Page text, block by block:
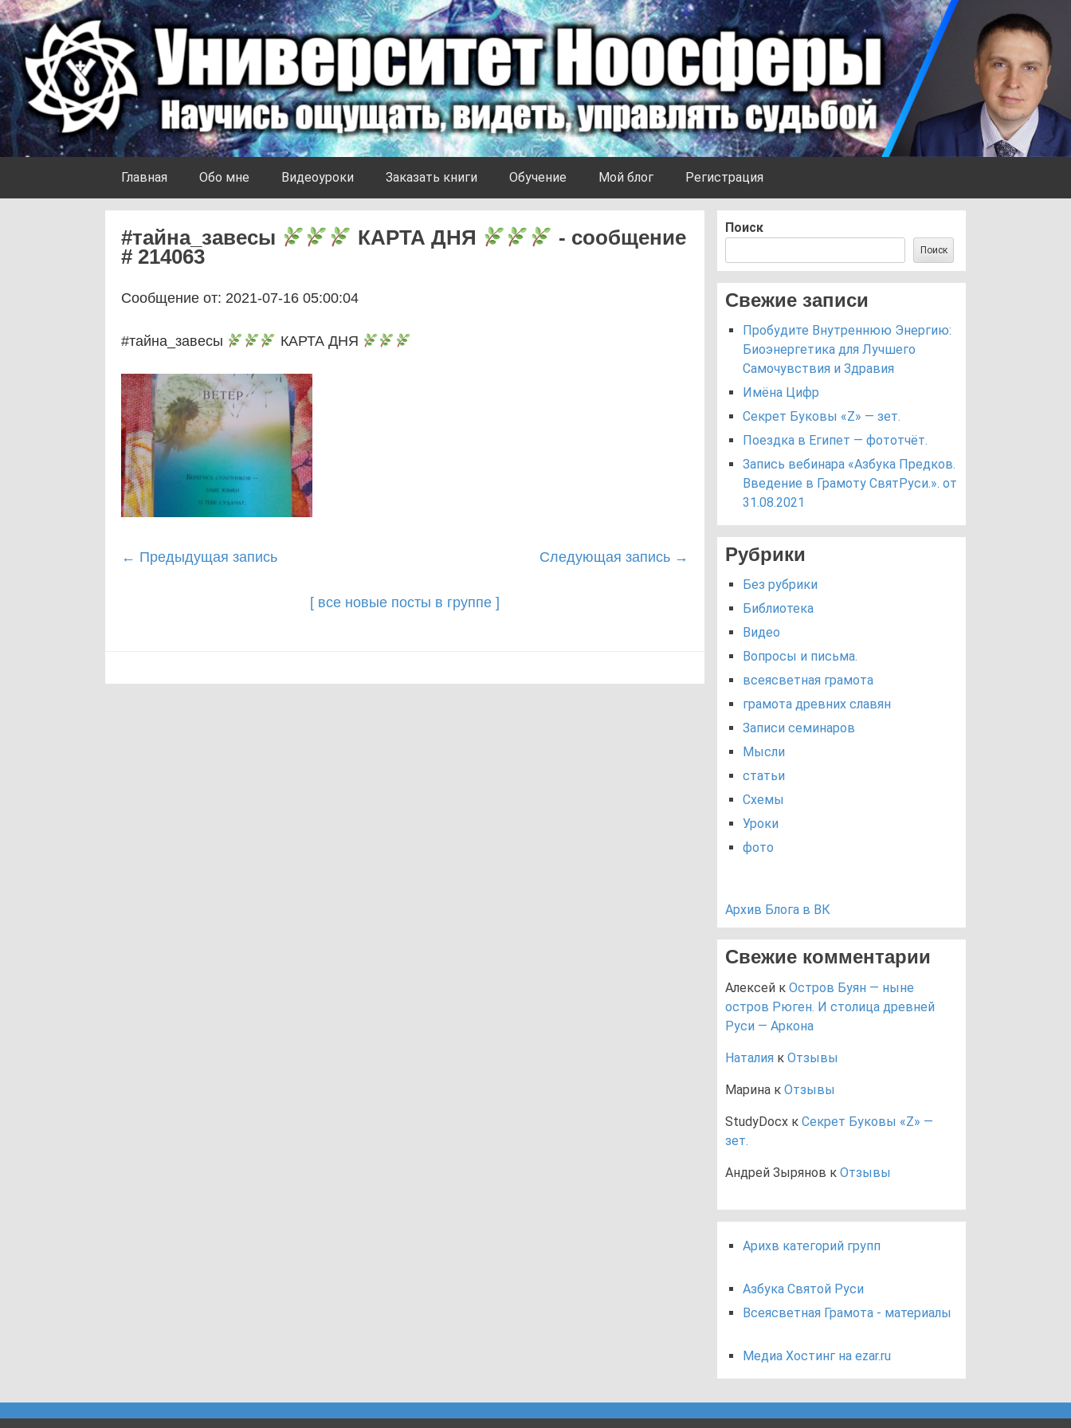
Университет Ноосферы
Главная Обо мне Видеоуроки Заказать книги Обучение Мой блог Регистрация
#тайна_завесы КАРТА ДНЯ
- сообщение
# 214063
Сообщение от: 2021-07-16 05:00:04
#тайна_завесы КАРТА ДНЯ
Post
← Предыдущая запись Следующая запись →
[ все новые посты в группе ]
Поиск
Поиск
Свежие записи
Пробудите Внутреннюю Энергию:
Биоэнергетика для Лучшего
Самочувствия и Здравия
Имёна Цифр
Секрет Буковы «Z» — зет.
Поездка в Египет — фототчёт.
Запись вебинара «Азбука Предков.
Введение в Грамоту СвятРуси.». от
31.08.2021
Рубрики
Без рубрики
Библиотека
Видео
Вопросы и письма.
всеясветная грамота
грамота древних славян
Записи семинаров
Мысли
статьи
Схемы
Уроки
фото
Архив Блога в ВК
Свежие комментарии
Алексей к Остров Буян — ныне
остров Рюген. И столица древней
Руси — Аркона
Наталия к Отзывы
Марина к Отзывы
StudyDocx к Секрет Буковы «Z» —
зет.
Андрей Зырянов к Отзывы
Арихв категорий групп
Азбука Святой Руси
Всеясветная Грамота - материалы
Медиа Хостинг на ezar.ru